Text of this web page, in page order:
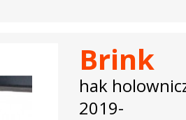
Brink
hak
2019-